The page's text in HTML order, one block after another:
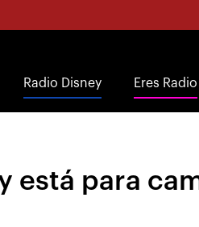
Radio Disney Eres Radio
está para